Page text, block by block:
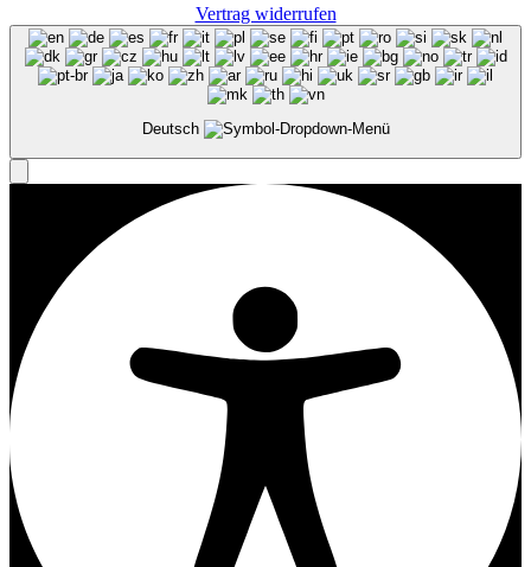
Vertrag widerrufen
Deutsch